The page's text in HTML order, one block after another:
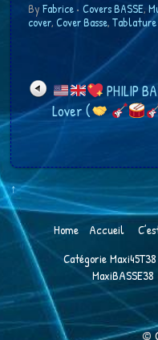
ByFabrice • Covers BASSE,
cover, Cover Basse,Tablature
PHILIP
Lover (
↑
Home Accueil
Catégorie Maxi45T38
MaxiBASSE38
©